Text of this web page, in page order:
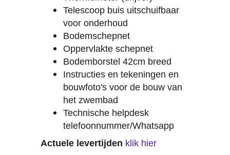
Telescoop buis uitschuifbaar
voor onderhoud
Bodemschepnet
Oppervlakte schepnet
Bodemborstel 42cm breed
Instructies en tekeningen en
bouwfoto's voor de bouw van
het zwembad
Technische helpdesk
telefoonnummer/Whatsapp
Actuele levertijden klik hier